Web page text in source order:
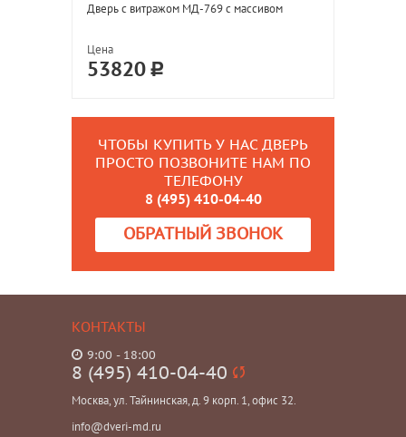
Дверь с витражом МД-769 с массивом
Цена
53820
ЧТОБЫ КУПИТЬ У НАС ДВЕРЬ
ПРОСТО ПОЗВОНИТЕ НАМ ПО
ТЕЛЕФОНУ
8 (495) 410-04-40
ОБРАТНЫЙ ЗВОНОК
КОНТАКТЫ
9:00 - 18:00
8 (495) 410-04-40
Москва, ул. Тайнинская, д. 9 корп. 1, офис 32.
info@dveri-md.ru